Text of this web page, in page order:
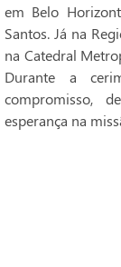
em Belo
Santos. Já na
na Catedral
Durante a
compromisso,
esperança na